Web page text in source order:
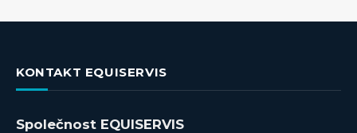
KONTAKT EQUISERVIS
Společnost EQUISERVIS